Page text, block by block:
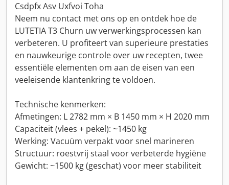
Csdpfx Asv Uxfvoi Toha
Neem nu contact met ons op en ontdek hoe de
LUTETIA T3 Churn uw verwerkingsprocessen kan
verbeteren. U profiteert van superieure prestaties
en nauwkeurige controle over uw recepten, twee
essentiële elementen om aan de eisen van een
veeleisende klantenkring te voldoen.
Technische kenmerken:
Afmetingen: L 2782 mm × B 1450 mm × H 2020 mm
Capaciteit (vlees + pekel): ~1450 kg
Werking: Vacuüm verpakt voor snel marineren
Structuur: roestvrij staal voor verbeterde hygiëne
Gewicht: ~1500 kg (geschat) voor meer stabiliteit